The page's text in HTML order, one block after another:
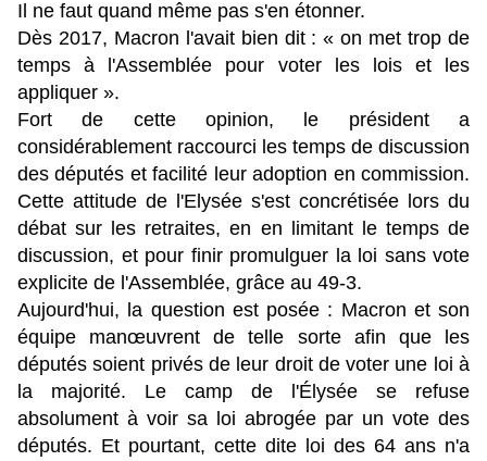
Il ne faut quand même pas s'en étonner.
Dès 2017, Macron l'avait bien dit : « on met trop de
temps à l'Assemblée pour voter les lois et les
appliquer ».
Fort de cette opinion, le président a
considérablement raccourci les temps de discussion
des députés et facilité leur adoption en commission.
Cette attitude de l'Elysée s'est concrétisée lors du
débat sur les retraites, en en limitant le temps de
discussion, et pour finir promulguer la loi sans vote
explicite de l'Assemblée, grâce au 49-3.
Aujourd'hui, la question est posée : Macron et son
équipe manœuvrent de telle sorte afin que les
députés soient privés de leur droit de voter une loi à
la majorité. Le camp de l'Élysée se refuse
absolument à voir sa loi abrogée par un vote des
députés. Et pourtant, cette dite loi des 64 ans n'a